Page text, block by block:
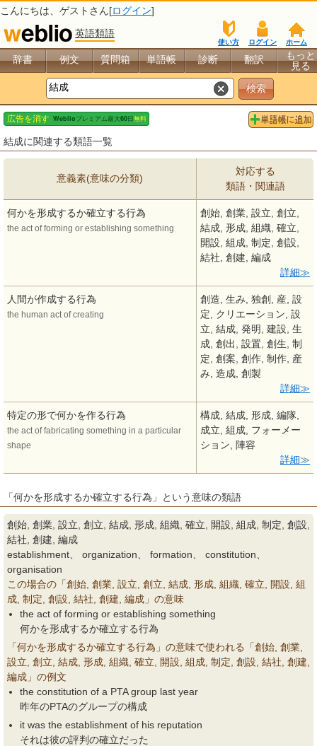
こんにちは、 ゲスト さん[ログイン]
英語類語
ホーム
ログイン
使い方
辞書 例文 質問箱 単語帳 診断 翻訳
もっと
見る
結成に関連する類語一覧
意義素(意味の分類)
対応する
類語・関連語
何かを形成するか確立する行為
the act of forming or establishing something
創始, 創業, 設立, 創立,
結成, 形成, 組織, 確立,
開設, 組成, 制定, 創設,
結社, 創建, 編成
詳細
人間が作成する行為
the human act of creating
創造, 生み, 独創, 産, 設
定, クリエーション, 設
立, 結成, 発明, 建設, 生
成, 創出, 設置, 創生, 制
定, 創案, 創作, 制作, 産
み, 造成, 創製
詳細
特定の形で何かを作る行為
the act of fabricating something in a particular
shape
構成, 結成, 形成, 編隊,
成立, 組成, フォーメー
ション, 陣容
詳細
「何かを形成するか確立する行為」という意味の類語
創始, 創業, 設立, 創立, 結成, 形成, 組織, 確立, 開設, 組成, 制定, 創設,
結社, 創建, 編成
establishment、 organization、 formation、 constitution、
organisation
この場合の「創始, 創業, 設立, 創立, 結成, 形成, 組織, 確立, 開設, 組
成, 制定, 創設, 結社, 創建, 編成」の意味
the act of forming or establishing something
何かを形成するか確立する行為
「何かを形成するか確立する行為」の意味で使われる「創始, 創業,
設立, 創立, 結成, 形成, 組織, 確立, 開設, 組成, 制定, 創設, 結社, 創建,
編成」の例文
the constitution of a PTA group last year
昨年のPTAのグループの構成
it was the establishment of his reputation
それは彼の評判の確立だった